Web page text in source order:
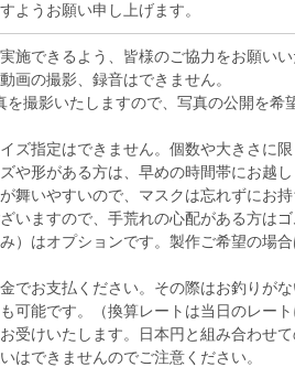
ようお願い申し上げます。
施できるよう、皆様のご協力をお願いい
画の撮影、録音はできません。
を撮影いたしますので、写真の公開を希
ズ指定はできません。個数や大きさに
や形がある方は、早めの時間帯にお越し
舞いやすいので、マスクは忘れずにお
いますので、手荒れの心配がある方は
）はオプションです。製作ご希望の場
でお支払ください。その際はお釣りが
可能です。（換算レートは当日のレー
受けいたします。日本円と組み合わせ
はできませんのでご注意ください。